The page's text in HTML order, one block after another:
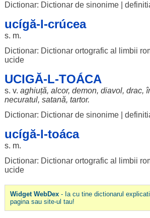
Dictionar: Dictionar de sinonime|
ucígă-l-crúcea
s. m.
Dictionar: Dictionar ortografic al limbii
ucide
UCIGĂ-L-TOÁCA
s. v. aghiuță, alcor, demon, diavol, drac,
necuratul, satană, tartor.
Dictionar: Dictionar de sinonime|
ucígă-l-toáca
s. m.
Dictionar: Dictionar ortografic al limbii
ucide
Widget WebDex- Ia cu tine dictionarul
pagina sau site-ul tau!